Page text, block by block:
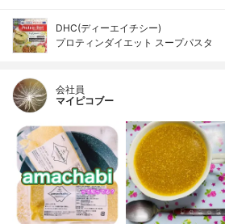
DHC(ディーエイチシー)
プロティンダイエット スープパスタ
会社員
マイピコブー